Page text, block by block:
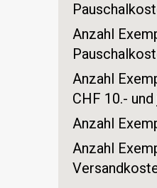
Anzahl
Anzahl
CHF 10.-
Anzahl
Anzahl